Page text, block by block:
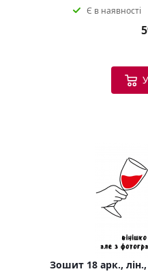
Є в наявності
Зошит 18 арк.,